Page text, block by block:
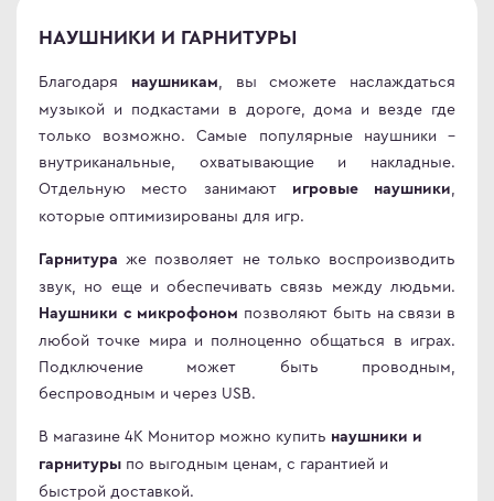
НАУШНИКИ И ГАРНИТУРЫ
Благодаря наушникам
, вы сможете наслаждаться
музыкой и подкастами в дороге, дома и везде где
только возможно. Самые популярные наушники –
внутриканальные, охватывающие и накладные.
Отдельную место занимают
игровые наушники
которые оптимизированы для игр.
Гарнитура же позволяет не только воспроизводить
звук, но еще и обеспечивать связь между людьми.
Наушники с микрофоном позволяют быть на связи в
любой точке мира и полноценно общаться в играх.
Подключение может быть проводным,
беспроводным и через USB.
В магазине 4К Монитор можно купить наушники и
гарнитуры по выгодным ценам, с гарантией и
быстрой доставкой.